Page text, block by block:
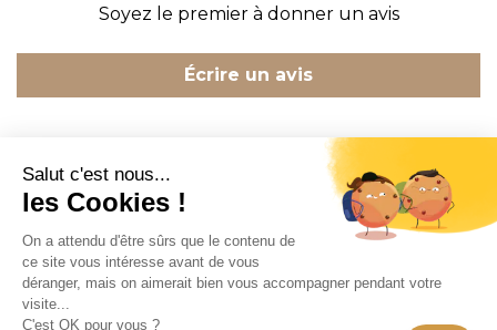
Soyez le premier à donner un avis
Écrire un avis
CONTACT
INFORMATION
EN SAVOIR PLUS